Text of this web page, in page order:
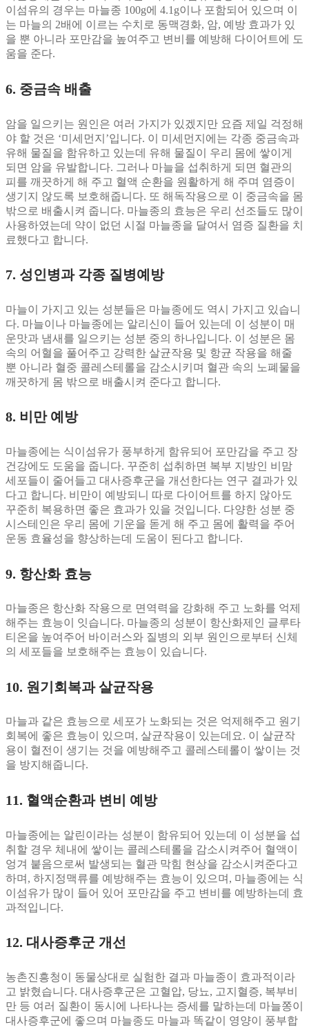
이섬유의 경우는 마늘종 100g에 4.1g이나 포함되어 있으며 이
는 마늘의 2배에 이르는 수치로 동맥경화, 암, 예방 효과가 있
을 뿐 아니라 포만감을 높여주고 변비를 예방해 다이어트에 도
움을 준다.
6. 중금속 배출
암을 일으키는 원인은 여러 가지가 있겠지만 요즘 제일 걱정해
야 할 것은 ‘미세먼지’입니다. 이 미세먼지에는 각종 중금속과
유해 물질을 함유하고 있는데 유해 물질이 우리 몸에 쌓이게
되면 암을 유발합니다. 그러나 마늘을 섭취하게 되면 혈관의
피를 깨끗하게 해 주고 혈액 순환을 원활하게 해 주며 염증이
생기지 않도록 보호해줍니다. 또 해독작용으로 이 중금속을 몸
밖으로 배출시켜 줍니다. 마늘종의 효능은 우리 선조들도 많이
사용하였는데 약이 없던 시절 마늘종을 달여서 염증 질환을 치
료했다고 합니다.
7. 성인병과 각종 질병예방
마늘이 가지고 있는 성분들은 마늘종에도 역시 가지고 있습니
다. 마늘이나 마늘종에는 알리신이 들어 있는데 이 성분이 매
운맛과 냄새를 일으키는 성분 중의 하나입니다. 이 성분은 몸
속의 어혈을 풀어주고 강력한 살균작용 및 항균 작용을 해줄
뿐 아니라 혈중 콜레스테롤을 감소시키며 혈관 속의 노폐물을
깨끗하게 몸 밖으로 배출시켜 준다고 합니다.
8. 비만 예방
마늘종에는 식이섬유가 풍부하게 함유되어 포만감을 주고 장
건강에도 도움을 줍니다. 꾸준히 섭취하면 복부 지방인 비맘
세포들이 줄어들고 대사증후군을 개선한다는 연구 결과가 있
다고 합니다. 비만이 예방되니 따로 다이어트를 하지 않아도
꾸준히 복용하면 좋은 효과가 있을 것입니다. 다양한 성분 중
시스테인은 우리 몸에 기운을 돋게 해 주고 몸에 활력을 주어
운동 효율성을 향상하는데 도움이 된다고 합니다.
9. 항산화 효능
마늘종은 항산화 작용으로 면역력을 강화해 주고 노화를 억제
해주는 효능이 잇습니다. 마늘종의 성분이 항산화제인 글루타
티온을 높여주어 바이러스와 질병의 외부 원인으로부터 신체
의 세포들을 보호해주는 효능이 있습니다.
10. 원기회복과 살균작용
마늘과 같은 효능으로 세포가 노화되는 것은 억제해주고 원기
회복에 좋은 효능이 있으며, 살균작용이 있는데요. 이 살균작
용이 혈전이 생기는 것을 예방해주고 콜레스테롤이 쌓이는 것
을 방지해줍니다.
11. 혈액순환과 변비 예방
마늘종에는 알린이라는 성분이 함유되어 있는데 이 성분을 섭
취할 경우 체내에 쌓이는 콜레스테롤을 감소시켜주어 혈액이
엉겨 붙음으로써 발생되는 혈관 막힘 현상을 감소시켜준다고
하며, 하지정맥류를 예방해주는 효능이 있으며, 마늘종에는 식
이섬유가 많이 들어 있어 포만감을 주고 변비를 예방하는데 효
과적입니다.
12. 대사증후군 개선
농촌진흥청이 동물상대로 실험한 결과 마늘종이 효과적이라
고 밝혔습니다. 대사증후군은 고혈압, 당뇨, 고지혈증, 복부비
만 등 여러 질환이 동시에 나타나는 증세를 말하는데 마늘쫑이
대사증후군에 좋으며 마늘종도 마늘과 똑같이 영양이 풍부합